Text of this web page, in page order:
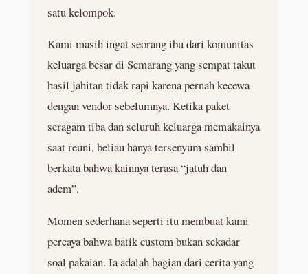
satu kelompok.
Kami masih ingat seorang ibu dari komunitas
keluarga besar di Semarang yang sempat takut
hasil jahitan tidak rapi karena pernah kecewa
dengan vendor sebelumnya. Ketika paket
seragam tiba dan seluruh keluarga memakainya
saat reuni, beliau hanya tersenyum sambil
berkata bahwa kainnya terasa “jatuh dan
adem”.
Momen sederhana seperti itu membuat kami
percaya bahwa batik custom bukan sekadar
soal pakaian. Ia adalah bagian dari cerita yang